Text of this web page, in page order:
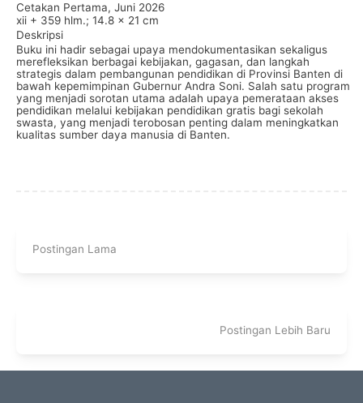
Cetakan Pertama, Juni 2026
xii + 359 hlm.; 14.8 x 21 cm
Deskripsi
Buku ini hadir sebagai upaya mendokumentasikan sekaligus
merefleksikan berbagai kebijakan, gagasan, dan langkah
strategis dalam pembangunan pendidikan di Provinsi Banten di
bawah kepemimpinan Gubernur Andra Soni. Salah satu program
yang menjadi sorotan utama adalah upaya pemerataan akses
pendidikan melalui kebijakan pendidikan gratis bagi sekolah
swasta, yang menjadi terobosan penting dalam meningkatkan
kualitas sumber daya manusia di Banten.
Postingan Lama
Postingan Lebih Baru